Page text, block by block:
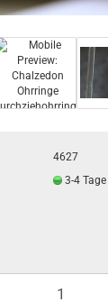
4627
3-4 Tage